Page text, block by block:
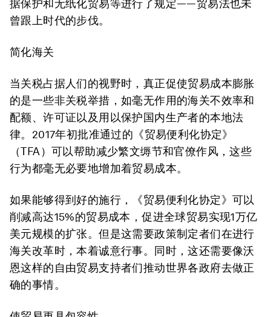
据保护和无纸化贸易等进行了规定——贸易法也未
曾跟上时代的步伐。
简化海关
当关税占据人们的视野时，真正促使贸易成本膨胀
的是一些非关税举措，如毫无作用的海关不效率和
配额、许可证以及用以保护国内生产者的本地法
律。2017年初批准通过的《贸易便利化协定》
（TFA）可以帮助减少繁文缛节和官僚作风，这些
行为都毫无必要地增加着贸易成本。
如果能够得到好的施行，《贸易便利化协定》可以
削减高达15%的贸易成本，促进全球贸易实现1万亿
美元规模的扩张。但是这需要政策制定者们在进行
海关改革时，本着诚意行事。同时，这还需要像沃
恩这样的自由贸易支持者们推动世界各政府去做正
确的事情。